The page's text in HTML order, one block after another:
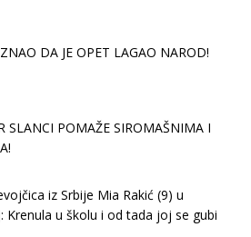
DA JE OPET LAGAO NAROD!
SLANCI POMAŽE SIROMAŠNIMA I
iz Srbije Mia Rakić (9) u
Krenula u školu i od tada joj se gubi